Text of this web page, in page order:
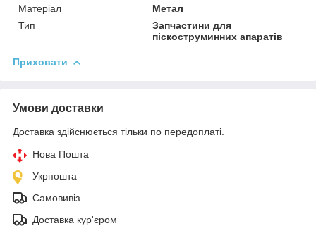
Матеріал
Метал
Тип
Запчастини для
піскоструминних апаратів
Приховати
Умови доставки
Доставка здійснюється тільки по передоплаті.
Нова Пошта
Укрпошта
Самовивіз
Доставка кур'єром